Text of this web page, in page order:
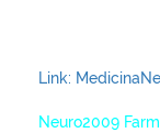
Link:
Neuro2009